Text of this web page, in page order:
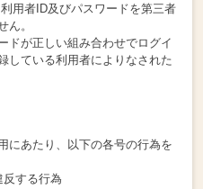
用者ID及びパスワードを第三者
ん。
が正しい組み合わせでログイ
している利用者によりなされた
にあたり、以下の各号の行為を
する行為